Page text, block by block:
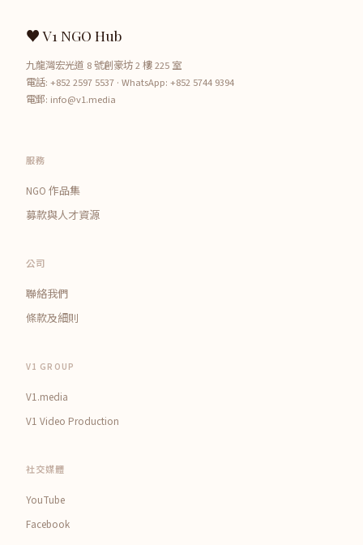
♥ V1 NGO Hub
九龍灣宏光道 8 號創豪坊 2 樓 225 室
電話: +852 2597 5537 · WhatsApp: +852 5744 9394
電郵: info@v1.media
服務
NGO 作品集
募款與人才資源
公司
聯絡我們
條款及細則
V1 GROUP
V1.media
V1 Video Production
社交媒體
YouTube
Facebook